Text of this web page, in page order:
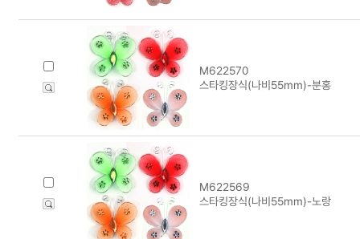
M622570
스타킹장식(나비55mm)-분홍
M622569
스타킹장식(나비55mm)-노랑